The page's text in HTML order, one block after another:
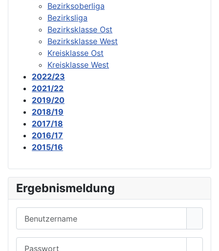
Bezirksoberliga
Bezirksliga
Bezirksklasse Ost
Bezirksklasse West
Kreisklasse Ost
Kreisklasse West
2022/23
2021/22
2019/20
2018/19
2017/18
2016/17
2015/16
Ergebnismeldung